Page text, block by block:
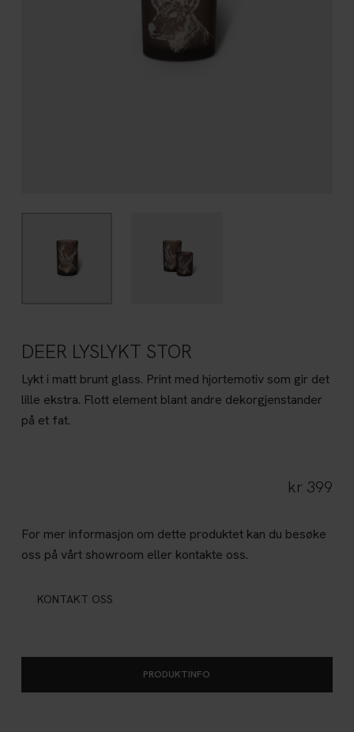
DEER LYSLYKT STOR
kr 399
Lykt i matt brunt glass. Print med hjortemotiv som gir det
lille ekstra. Flott element blant andre dekorgjenstander
på et fat.
For mer informasjon om dette produktet kan du besøke
oss på vårt showroom eller kontakte oss.
KONTAKT OSS
PRODUKTINFO